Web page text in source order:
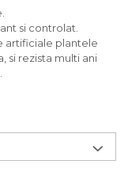
si controlat.
artificiale plantele
si rezista multi ani